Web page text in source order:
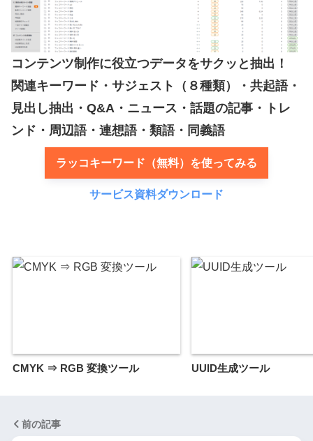
コンテンツ制作に役立つデータをサクッと抽出！
関連キーワード・サジェスト（８種類）・共起語・
見出し抽出・Q&A・ニュース・話題の記事・トレ
ンド・周辺語・連想語・類語・同義語
ラッコキーワード（無料）を使ってみる
サービス資料ダウンロード
CMYK ⇒ RGB 変換ツール UUID生成ツール
前の記事